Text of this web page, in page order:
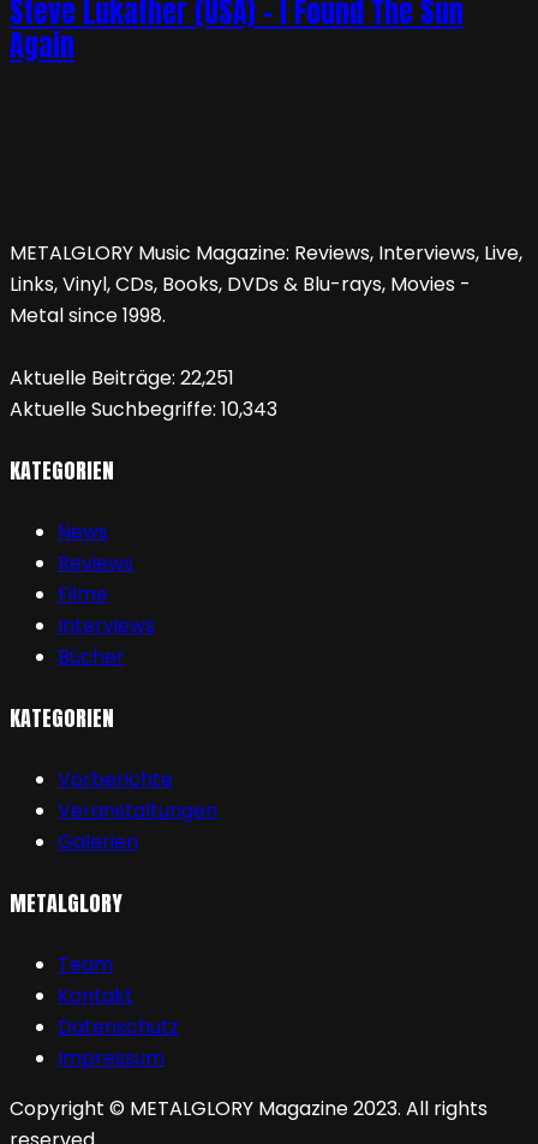
Steve Lukather (USA) – I Found The Sun
Again
METALGLORY Music Magazine: Reviews, Interviews, Live,
Links, Vinyl, CDs, Books, DVDs & Blu-rays, Movies -
Metal since 1998.
Aktuelle Beiträge: 22,251
Aktuelle Suchbegriffe: 10,343
KATEGORIEN
News
Reviews
Filme
Interviews
Bücher
KATEGORIEN
Vorberichte
Veranstaltungen
Galerien
METALGLORY
Team
Kontakt
Datenschutz
Impressum
Copyright © METALGLORY Magazine 2023. All rights